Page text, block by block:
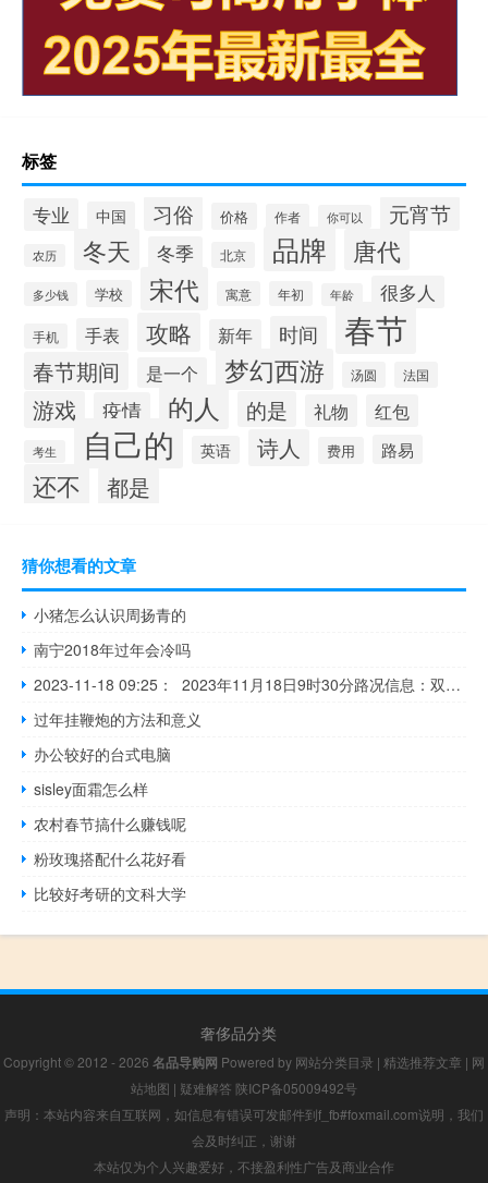
标签
专业 中国 习俗 价格 作者 你可以 元宵节
农历 冬天 冬季 北京 品牌 唐代
多少钱 学校 宋代 寓意 年初 年龄 很多人
手机 手表 攻略 新年 时间 春节
春节期间 是一个 梦幻西游 汤圆 法国
游戏 疫情 的人 的是 礼物 红包
考生 自己的 英语 诗人 费用 路易
还不 都是
猜你想看的文章
小猪怎么认识周扬青的
南宁2018年过年会冷吗
2023-11-18 09:25： 2023年11月18日9时30分路况信息：双嫩高速泰来站至老莱站、齐甘高速、大齐高速齐齐哈尔站、伊齐高速宝泉站至富海站，禁止七座（含七座）以上客车及危化品运输车辆通行，限速80公里/小时。 ​​​
过年挂鞭炮的方法和意义
办公较好的台式电脑
sisley面霜怎么样
农村春节搞什么赚钱呢
粉玫瑰搭配什么花好看
比较好考研的文科大学
奢侈品分类
Copyright © 2012 - 2026 名品导购网 Powered by 网站分类目录 | 精选推荐文章 | 网
站地图 | 疑难解答 陕ICP备05009492号
声明：本站内容来自互联网，如信息有错误可发邮件到f_fb#foxmail.com说明，我们
会及时纠正，谢谢
本站仅为个人兴趣爱好，不接盈利性广告及商业合作